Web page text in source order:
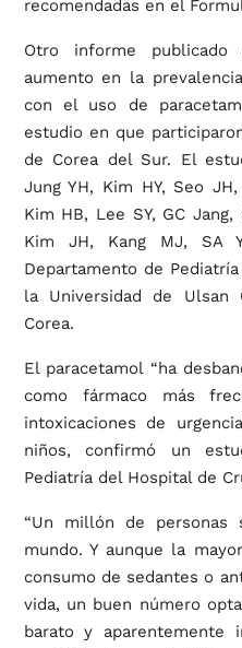
recomendadas en el
Otro informe
aumento en la
con el uso de
estudio en que
de Corea del Sur. El
Jung YH, Kim HY, Seo
Kim HB, Lee SY, GC
Kim JH, Kang MJ, SA
Departamento de
la Universidad de Ulsan
Corea.
El paracetamol “ha
como fármaco más
intoxicaciones de
niños, confirmó un
Pediatría del Hospital de
“Un millón de personas
mundo. Y aunque la
consumo de sedantes o
vida, un buen número
barato y aparentemente